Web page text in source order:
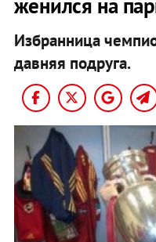
женился на
Избранница
давняя подруга.